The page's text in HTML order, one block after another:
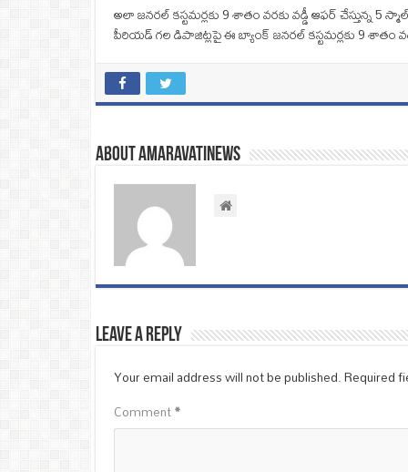
అలా జనరల్ కస్టమర్లకు 9 శాతం వరకు వడ్డీ ఆఫర్ చేస్తున్న 5
పీరియడ్ గల డిపాజిట్లపై ఈ బ్యాంక్ జనరల్ కస్టమర్లకు 9 శాతం
About amaravatinews
Leave a Reply
Your email address will not be published.Required
Comment*